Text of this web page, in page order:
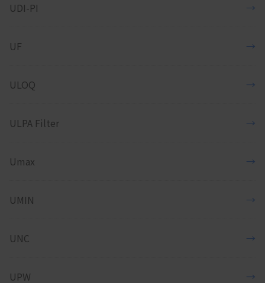
UDI-PI →
UF →
ULOQ →
ULPA Filter →
Umax →
UMIN →
UNC →
UPW →